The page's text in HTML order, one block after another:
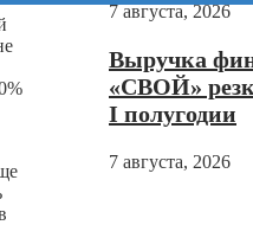
7 августа, 2026
Выручка
«СВОЙ»
I полугодии
7 августа, 2026